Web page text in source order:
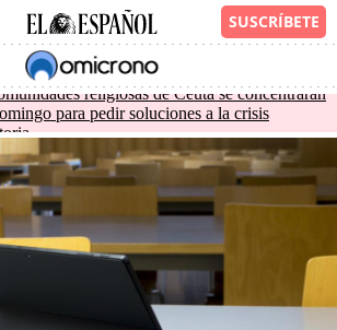
religiosas de Ceuta se concentrarán
para pedir soluciones a la crisis